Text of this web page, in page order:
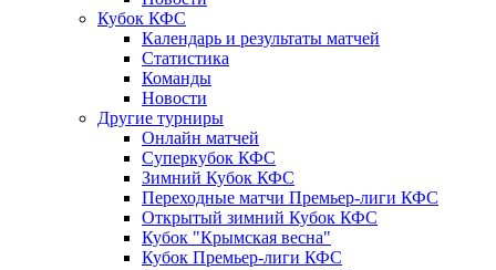
Кубок КФС
Календарь и результаты матчей
Статистика
Команды
Новости
Другие турниры
Онлайн матчей
Суперкубок КФС
Зимний Кубок КФС
Переходные матчи Премьер-лиги КФС
Открытый зимний Кубок КФС
Кубок "Крымская весна"
Кубок Премьер-лиги КФС